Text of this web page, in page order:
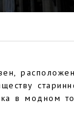
в модном